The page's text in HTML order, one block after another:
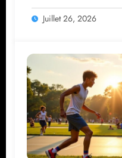
Juillet 26, 2026